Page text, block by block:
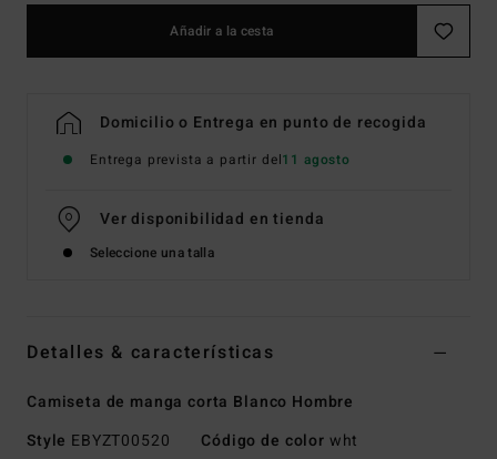
Añadir a la cesta
Domicilio o Entrega en punto de recogida
Entrega prevista a partir del11 agosto
Ver disponibilidad en tienda
Seleccione una talla
Detalles & características
Camiseta de manga corta Blanco Hombre
Style EBYZT00520 Código de color wht